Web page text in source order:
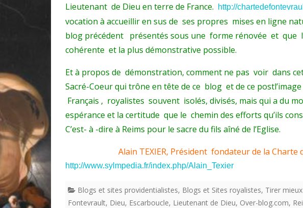
Nous
confions
à
et
la
Vierge,
protectrice
Lieutenant de Dieu en terre de France.
http://
vocation à accueillir en sus de ses propres mises en ligne
blog précédent présentés sous une forme rénovée et que
cohérente et la plus démonstrative possible.
Et à propos de démonstration, comment ne pas voir dans
Sacré-Coeur qui trône en tête de ce blog et de ce
Français , royalistes souvent isolés, divisés, mais qui a du
espérance et la certitude que le chemin des efforts qu’ils
C’est- à -dire à Reims pour le sacre du fils aîné de l’Eglise.
Alain TEXIER, Président fondateur de la
http://www.sylmpedia.fr/index.php/Alain_Texier
Blogs et sites providentialistes, Blogs et Sites royalistes, Tirer
Fontevrault, Dieu, Escarboucle, Lieutenant de Dieu, Over-blog.com,